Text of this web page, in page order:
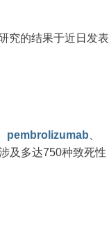
究的结果于近日发表
pembrolizumab
及多达750种致死性